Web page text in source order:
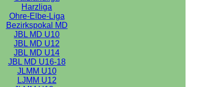
Harzliga
Ohre-Elbe-Liga
Bezirkspokal MD
JBL MD U10
JBL MD U12
JBL MD U14
JBL MD U16-18
JLMM U10
LJMM U12